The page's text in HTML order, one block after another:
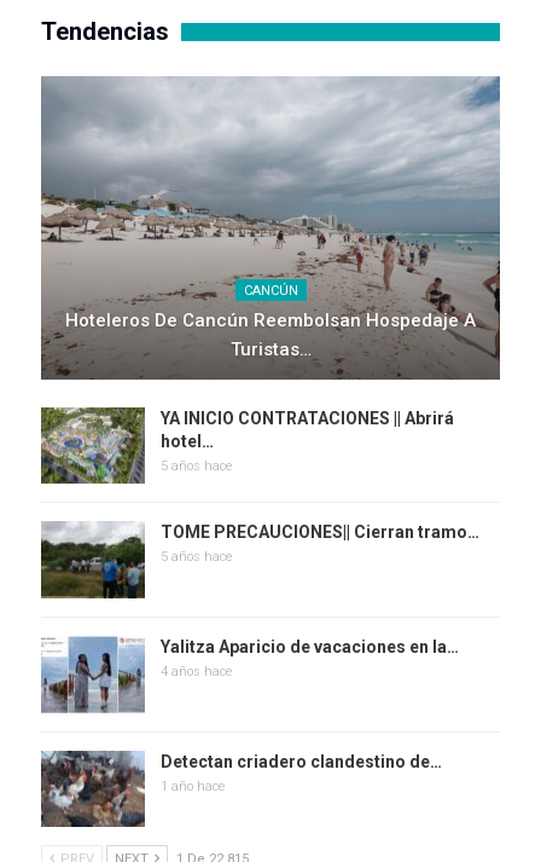
Tendencias
CANCÚN
Hoteleros De Cancún Reembolsan Hospedaje A
Turistas…
YA INICIO CONTRATACIONES || Abrirá
hotel…
5 años hace
TOME PRECAUCIONES|| Cierran tramo…
5 años hace
Yalitza Aparicio de vacaciones en la…
4 años hace
Detectan criadero clandestino de…
1 año hace